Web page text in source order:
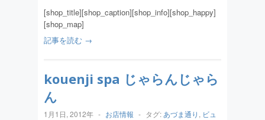
[shop_title][shop_caption][shop_info][shop_happy]
[shop_map]
記事を読む →
kouenji spa じゃらんじゃら
ん
1月1日, 2012年 - お店情報 - タグ: あづま通り , ビュ